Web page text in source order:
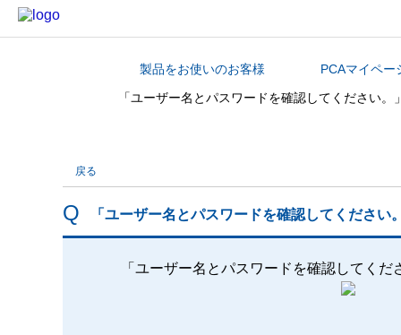
カテゴリから探す製品をお使いのお客様
PCAマイペー
「ユーザー名とパスワードを確認してください
戻る
「ユーザー名とパスワードを確認してくださ
「ユーザー名とパスワードを確認してく